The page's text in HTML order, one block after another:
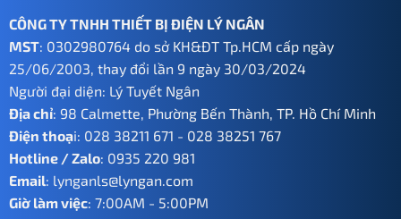
CÔNG TY TNHH THIẾT BỊ ĐIỆN LÝ NGÂN
MST: 0302980764 do sở KH&ĐT Tp.HCM cấp ngày
25/06/2003, thay đổi lần 9 ngày 30/03/2024
Người đại diện: Lý Tuyết Ngân
Địa chỉ: 98 Calmette, Phường Bến Thành, TP. Hồ Chí Minh
Điện thoại: 028 38211 671 - 028 38251 767
Hotline / Zalo: 0935 220 981
Email: lynganls@lyngan.com
Giờ làm việc: 7:00AM - 5:00PM